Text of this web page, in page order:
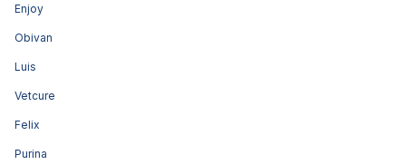
Enjoy
Obivan
Luis
Vetcure
Felix
Purina